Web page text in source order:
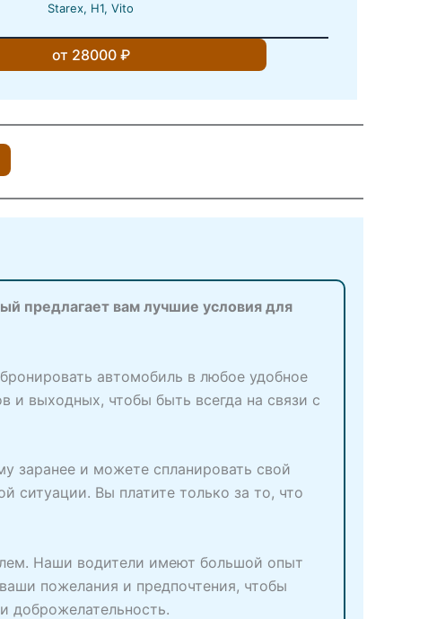
Starex, H1, Vito
от 28000 ₽
предлагает вам лучшие условия для
автомобиль в любое удобное
и выходных, чтобы быть всегда на связи с
заранее и можете спланировать свой
Вы платите только за то, что
Наши водители имеют большой опыт
пожелания и предпочтения, чтобы
доброжелательность.